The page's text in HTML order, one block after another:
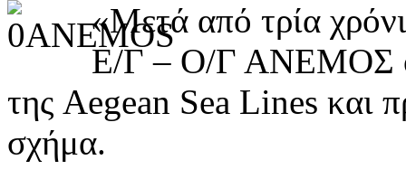
«Μετά από τρία
Ε/Γ – Ο/Γ ΑΝΕΜΟΣ
της Aegean Sea Lines και
σχήμα.